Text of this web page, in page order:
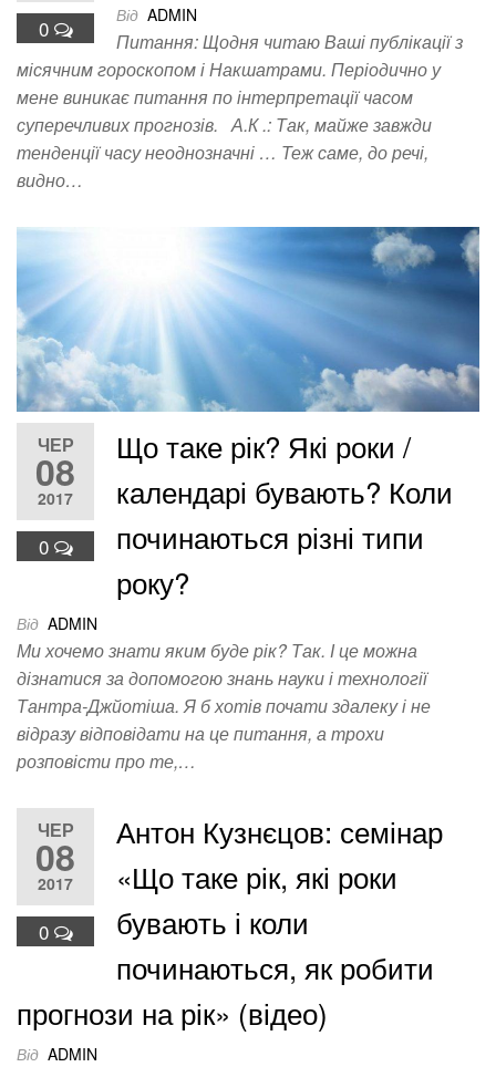
0 Від ADMIN
Питання: Щодня читаю Ваші публікації з
місячним гороскопом і Накшатрами. Періодично у
мене виникає питання по інтерпретації часом
суперечливих прогнозів. А.К .: Так, майже завжди
тенденції часу неоднозначні … Теж саме, до речі,
видно…
ЧЕР
08
2017
0
Що таке рік? Які роки /
календарі бувають? Коли
починаються різні типи
року?
Від ADMIN
Ми хочемо знати яким буде рік? Так. І це можна
дізнатися за допомогою знань науки і технології
Тантра-Джйотіша. Я б хотів почати здалеку і не
відразу відповідати на це питання, а трохи
розповісти про те,…
ЧЕР
08
2017
0
Антон Кузнєцов: семінар
«Що таке рік, які роки
бувають і коли
починаються, як робити
прогнози на рік» (відео)
Від ADMIN